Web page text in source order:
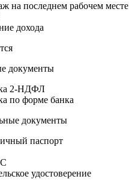
на последнем рабочем месте
дохода
документы
2-НДФЛ
по форме банка
документы
паспорт
удостоверение